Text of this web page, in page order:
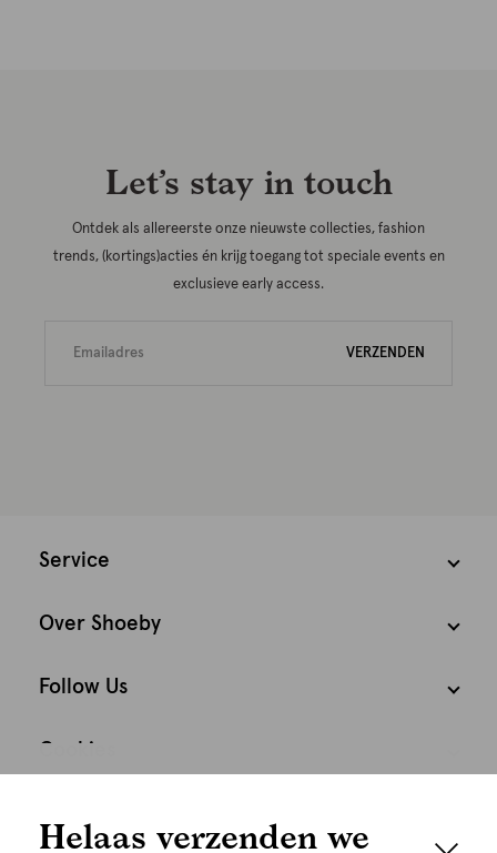
Let’s stay in touch
Ontdek als allereerste onze nieuwste collecties, fashion
trends, (kortings)acties én krijg toegang tot speciale events en
exclusieve early access.
VERZENDEN
Service
Over Shoeby
Follow Us
Cookies
Helaas verzenden we